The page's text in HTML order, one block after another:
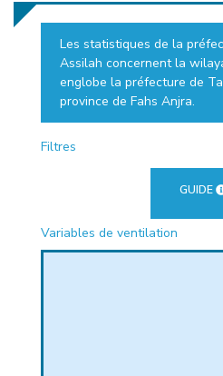
Les statistiques de la
Assilah concernent la
englobe la préfecture de
province de Fahs Anjra.
Filtres
GUIDE
Variables de ventilation